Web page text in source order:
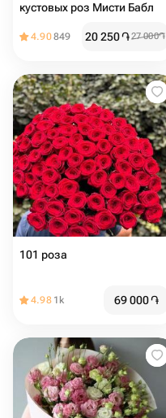
кустовых роз Мисти Бабл
4.90849 20 250֏27 000֏
101 роза
4.98 1k 69 000֏